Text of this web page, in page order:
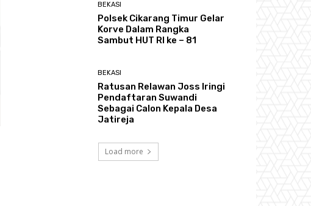
BEKASI
Polsek Cikarang Timur Gelar
Korve Dalam Rangka
Sambut HUT RI ke – 81
BEKASI
Ratusan Relawan Joss Iringi
Pendaftaran Suwandi
Sebagai Calon Kepala Desa
Jatireja
Load more